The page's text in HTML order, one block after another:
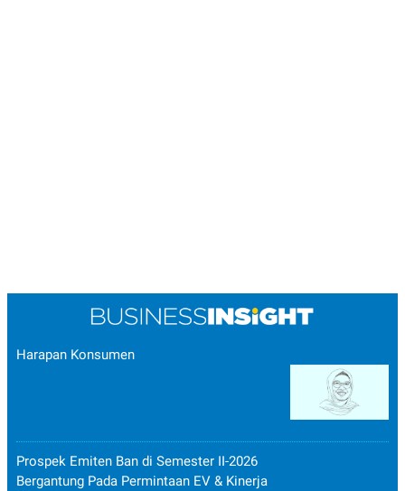
Harapan Konsumen
Prospek Emiten Ban di Semester II-2026
Bergantung Pada Permintaan EV & Kinerja